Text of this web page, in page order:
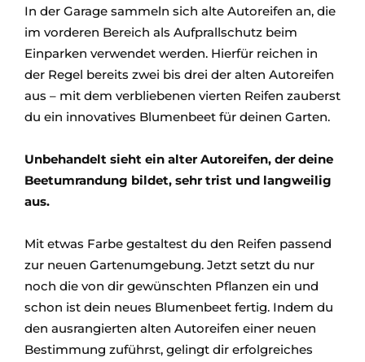
In der Garage sammeln sich alte Autoreifen an, die
im vorderen Bereich als Aufprallschutz beim
Einparken verwendet werden. Hierfür reichen in
der Regel bereits zwei bis drei der alten Autoreifen
aus – mit dem verbliebenen vierten Reifen zauberst
du ein innovatives Blumenbeet für deinen Garten.
Unbehandelt sieht ein alter Autoreifen, der deine
Beetumrandung bildet, sehr trist und langweilig
aus.
Mit etwas Farbe gestaltest du den Reifen passend
zur neuen Gartenumgebung. Jetzt setzt du nur
noch die von dir gewünschten Pflanzen ein und
schon ist dein neues Blumenbeet fertig. Indem du
den ausrangierten alten Autoreifen einer neuen
Bestimmung zuführst, gelingt dir erfolgreiches